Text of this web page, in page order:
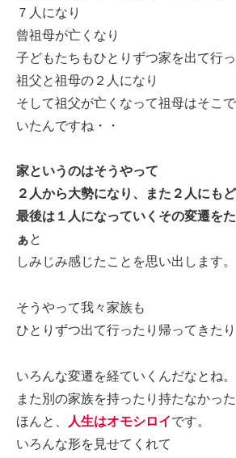
７人になり
曾祖母が亡くなり
子どもたちもひとりずつ家を出て行
祖父と祖母の２人になり
そして祖父が亡くなって祖母はそこ
いたんですね・・
家というのはそうやって
２人から大勢になり、また２人にもど
最後は１人になっていくその変遷を
ぁと
しみじみ感じたことを思い出します。
そうやって我々家族も
ひとりずつ出て行ったり帰ってきたり
いろんな変遷を経ていくんだなとね。
また別の家族を持ったり持たなかった
ほんと、
人生はオモシロイです。
いろんな形を見せてくれて